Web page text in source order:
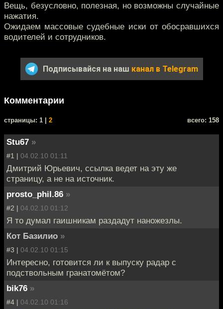
Вещь, безусловно, полезная, но возможны случайные
нажатия.
Ожидаем массовые судебные иски от обосравшихся
водителей и сотрудников.
Подписывайся на наш канал в Telegram
Комментарии
cтраницы: 1 | 2 всего: 158
Stu67 »
#1 | 04.02.10 01:11
Дмитрий Юрьевич, ссылка ведет на эту же
страницу, а не на источник.
prosto_phil.86 »
#2 | 04.02.10 01:12
Я то думал гаишникам раздадут наножезлы.
Кот Базилио »
#3 | 04.02.10 01:15
Интересно, готовится ли к выпуску радар с
подствольным гранатомётом?
bik76 »
#4 | 04.02.10 01:16